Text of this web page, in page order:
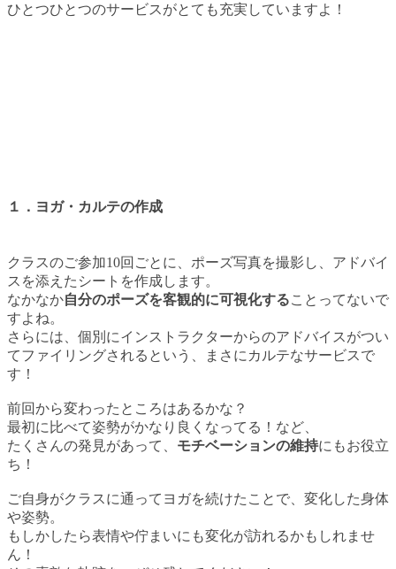
ひとつひとつのサービスがとても充実していますよ！
１．ヨガ・カルテの作成
クラスのご参加10回ごとに、ポーズ写真を撮影し、アドバイ
スを添えたシートを作成します。
なかなか自分のポーズを客観的に可視化することってないで
すよね。
さらには、個別にインストラクターからのアドバイスがつい
てファイリングされるという、まさにカルテなサービスで
す！
前回から変わったところはあるかな？
最初に比べて姿勢がかなり良くなってる！など、
たくさんの発見があって、 モチベーションの維持にもお役立
ち！
ご自身がクラスに通ってヨガを続けたことで、変化した身体
や姿勢。
もしかしたら表情や佇まいにも変化が訪れるかもしれませ
ん！